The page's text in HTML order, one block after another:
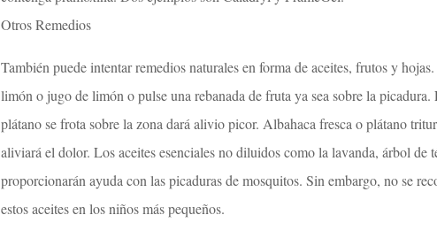
Otros Remedios
También puede intentar remedios naturales en forma de aceites, frutos y
limón o jugo de limón o pulse una rebanada de fruta ya sea sobre la picadura.
plátano se frota sobre la zona dará alivio picor. Albahaca fresca o plátano
aliviará el dolor. Los aceites esenciales no diluidos como la lavanda, árbol de
proporcionarán ayuda con las picaduras de mosquitos. Sin embargo, no se
estos aceites en los niños más pequeños.